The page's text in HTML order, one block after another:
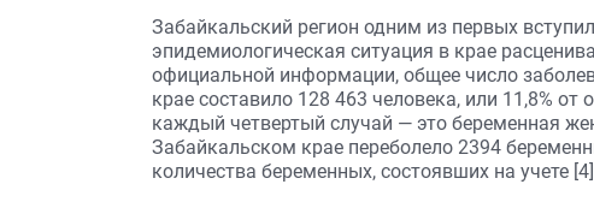
Забайкальский регион одним из первых
эпидемиологическая ситуация в крае
официальной информации, общее число
крае составило 128 463 человека, или 11,8%
каждый четвертый случай — это беременная
Забайкальском крае переболело 2394
количества беременных, состоявших на учете